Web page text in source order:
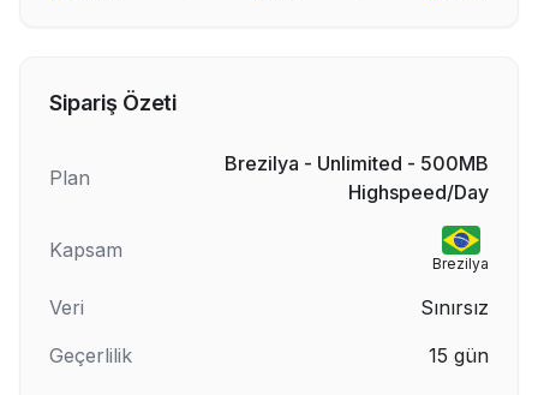
Sipariş Özeti
Plan
Brezilya - Unlimited - 500MB
Highspeed/Day
Kapsam
Brezilya
Veri
Sınırsız
Geçerlilik
15 gün